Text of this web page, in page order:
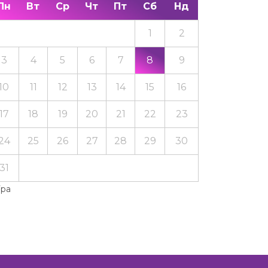
Вт Ср Чт Пт Сб Нд
1 2
3 4 5 6 7 8 9
11 12 13 14 15 16
18 19 20 21 22 23
25 26 27 28 29 30